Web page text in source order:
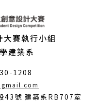
賽執行小組
建築系
1208
開
43號 建築系RB707室